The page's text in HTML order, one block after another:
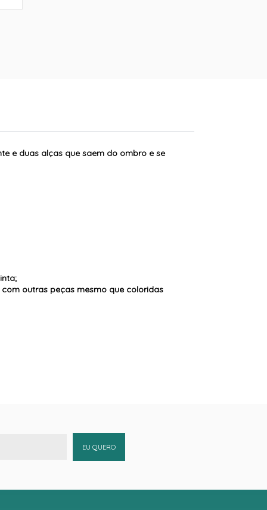
e duas alças que saem do ombro e se
outras peças mesmo que coloridas
EU QUERO